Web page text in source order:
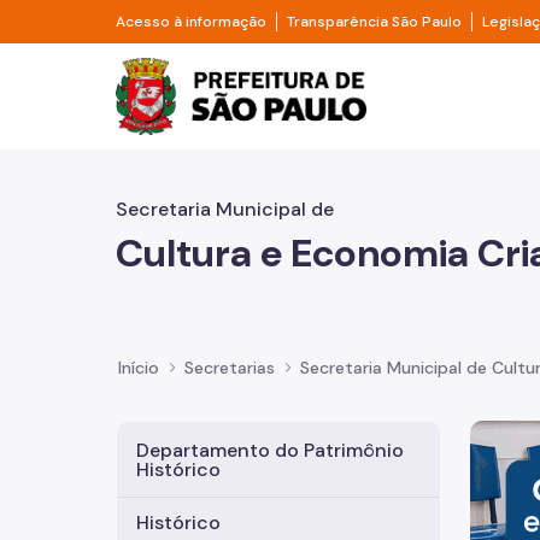
Pular para o Conteúdo principal
Acesso à informação Divisor de acesso à informação
Transparência São Paulo Divisor
Prefeitura de São
Secretaria Municipal de
Cultura e Economia
Início Secretarias Secretaria Municipal de
Departamento do Patrimônio
Histórico
Histórico